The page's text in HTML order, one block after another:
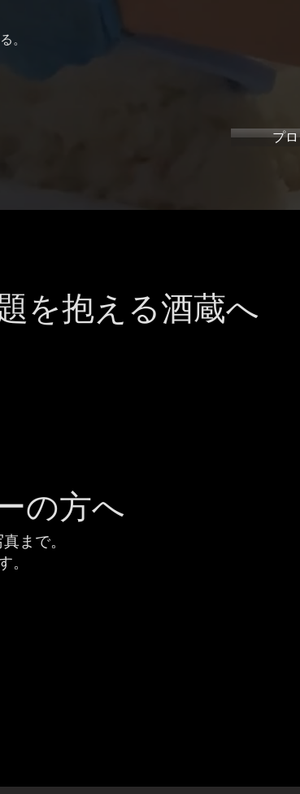
。
プ
を抱える酒蔵へ
の方へ
まで。
。